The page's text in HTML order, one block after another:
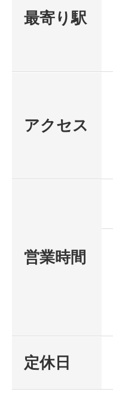
最寄り駅
アクセス
営業時間
定休日